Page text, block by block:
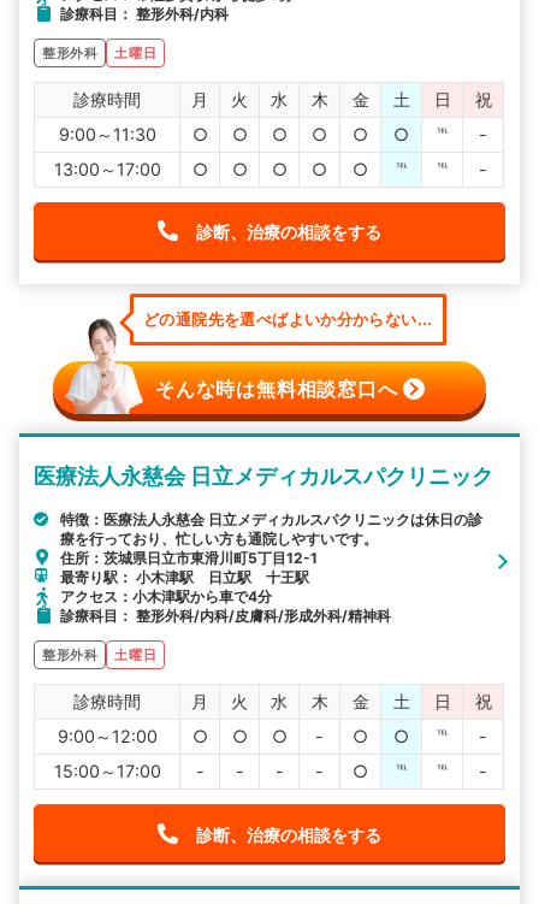
診療科目： 整形外科/内科
整形外科 土曜日
診療時間 月 火 水 木 金 土 日
祝
9:00～11:30
○ ○ ○ ○ ○ ○ ℡
-
13:00～17:00
○ ○ ○ ○ ○ ℡ ℡ -
診断、治療の相談をする
どの通院先を選べばよいか分からない...
そんな時は無料相談窓口へ
医療法人永慈会 日立メディカルスパクリニック
特徴：医療法人永慈会 日立メディカルスパクリニックは休日の診
療を行っており、忙しい方も通院しやすいです。
住所：茨城県日立市東滑川町5丁目12-1
最寄り駅： 小木津駅 日立駅 十王駅
アクセス：小木津駅から車で4分
診療科目： 整形外科/内科/皮膚科/形成外科/精神科
整形外科 土曜日
診療時間 月 火 水 木 金 土 日
祝
9:00～12:00
○ ○ ○ - ○ ○ ℡
-
15:00～17:00
- - - - ○ ℡ ℡ -
診断、治療の相談をする